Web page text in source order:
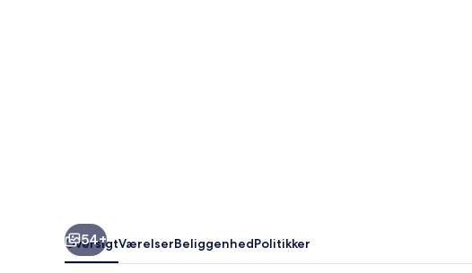
54+
OversigtVærelserBeliggenhedPolitikker